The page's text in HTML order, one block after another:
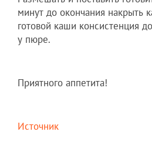
минут до окончания накрыть
готовой каши консистенция
у пюре.
Приятного аппетита!
Источник